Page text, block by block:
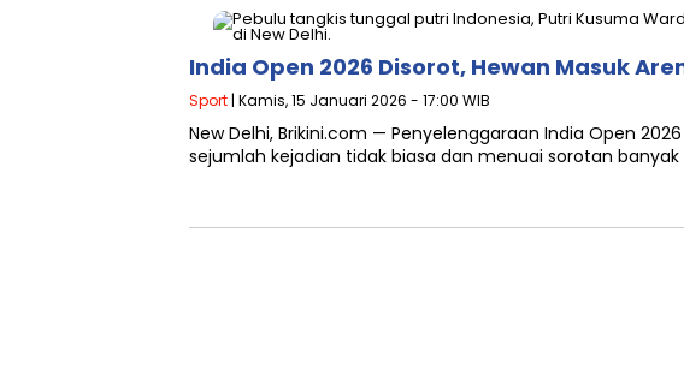
India Open 2026 Disorot, Hewan Masuk
Sport | Kamis, 15 Januari 2026 - 17:00 WIB
New Delhi, Brikini.com — Penyelenggaraan India Open
sejumlah kejadian tidak biasa dan menuai sorotan